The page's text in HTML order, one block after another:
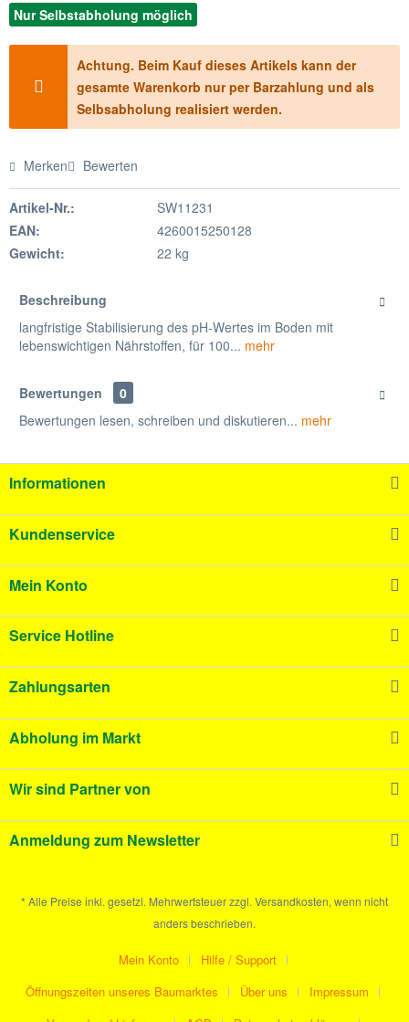
Nur Selbstabholung möglich
Achtung. Beim Kauf dieses Artikels kann der
gesamte Warenkorb nur per Barzahlung und als
Selbsabholung realisiert werden.
Merken Bewerten
Artikel-Nr.:
SW11231
EAN:
4260015250128
Gewicht:
22 kg
Beschreibung
langfristige Stabilisierung des pH-Wertes im Boden mit
lebenswichtigen Nährstoffen, für 100... mehr
Bewertungen
0
Bewertungen lesen, schreiben und diskutieren... mehr
Informationen
Kundenservice
Mein Konto
Service Hotline
Zahlungsarten
Abholung im Markt
Wir sind Partner von
Anmeldung zum Newsletter
* Alle Preise inkl. gesetzl. Mehrwertsteuer zzgl. Versandkosten, wenn nicht
anders beschrieben.
Mein Konto
Hilfe / Support
Öffnungszeiten unseres Baumarktes
Über uns
Impressum